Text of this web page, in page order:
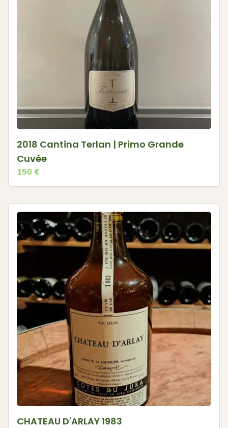
2018 Cantina Terlan | Primo Grande
Cuvée
150 €
CHATEAU D'ARLAY 1983